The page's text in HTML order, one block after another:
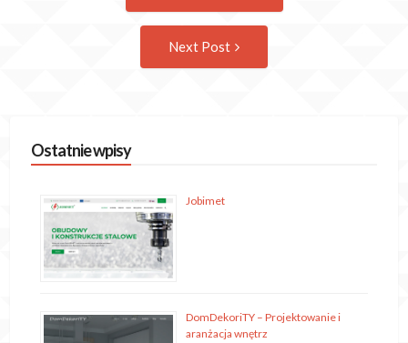
navigation
Next Post
Ostatnie wpisy
Jobimet
DomDekoriTY – Projektowanie i
aranżacja wnętrz